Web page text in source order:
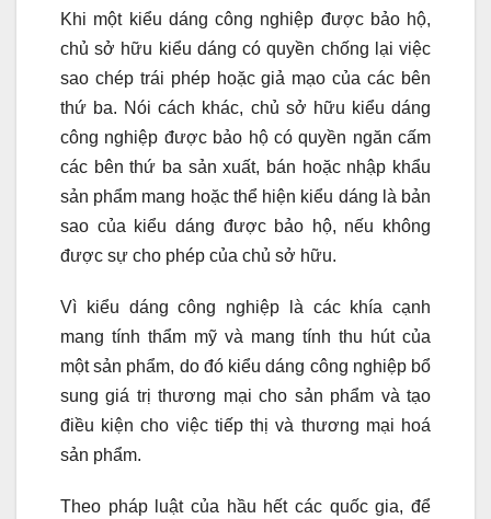
Khi một kiểu dáng công nghiệp được bảo hộ,
chủ sở hữu kiểu dáng có quyền chống lại việc
sao chép trái phép hoặc giả mạo của các bên
thứ ba. Nói cách khác, chủ sở hữu kiểu dáng
công nghiệp được bảo hộ có quyền ngăn cấm
các bên thứ ba sản xuất, bán hoặc nhập khẩu
sản phẩm mang hoặc thể hiện kiểu dáng là bản
sao của kiểu dáng được bảo hộ, nếu không
được sự cho phép của chủ sở hữu.
Vì kiểu dáng công nghiệp là các khía cạnh
mang tính thẩm mỹ và mang tính thu hút của
một sản phẩm, do đó kiểu dáng công nghiệp bổ
sung giá trị thương mại cho sản phẩm và tạo
điều kiện cho việc tiếp thị và thương mại hoá
sản phẩm.
Theo pháp luật của hầu hết các quốc gia, để